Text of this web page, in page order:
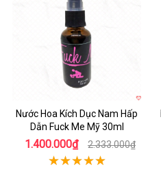
Nước Hoa Kích Dục Nam Hấp
Dẫn Fuck Me Mỹ 30ml
1.400.000₫ 2.333.000₫